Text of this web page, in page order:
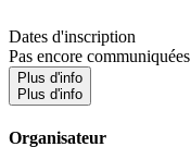
Dates d'inscription
Pas encore communiquées
Plus d'info
Plus d'info
Organisateur